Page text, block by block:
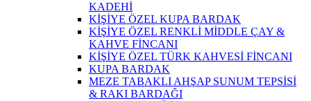
KADEHİ
KİŞİYE ÖZEL KUPA BARDAK
KİŞİYE ÖZEL RENKLİ MİDDLE ÇAY &
KAHVE FİNCANI
KİŞİYE ÖZEL TÜRK KAHVESİ FİNCANI
KUPA BARDAK
MEZE TABAKLI AHŞAP SUNUM TEPSİSİ
& RAKI BARDAĞI